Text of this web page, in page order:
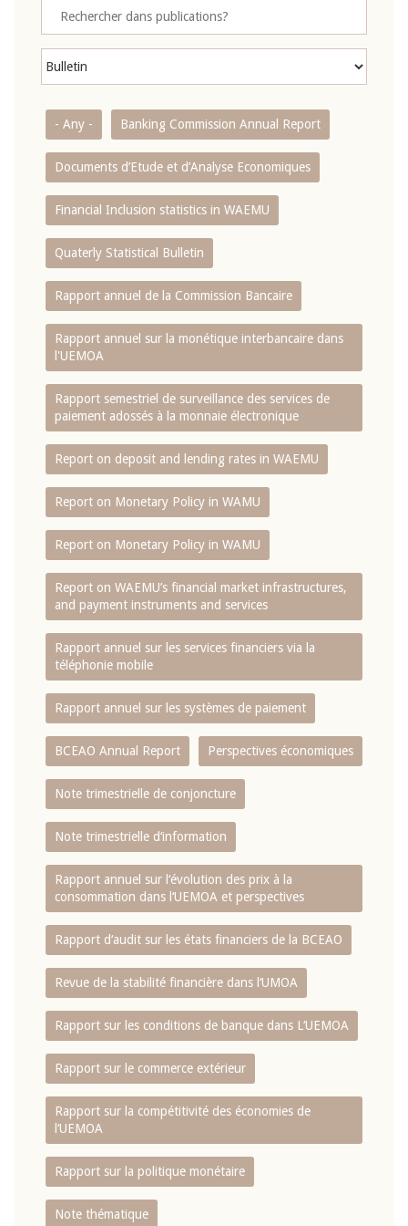
- Any - Banking Commission Annual Report
Documents d’Etude et d’Analyse Economiques
Financial Inclusion statistics in WAEMU
Quaterly Statistical Bulletin
Rapport annuel de la Commission Bancaire
Rapport annuel sur la monétique interbancaire dans
l'UEMOA
Rapport semestriel de surveillance des services de
paiement adossés à la monnaie électronique
Report on deposit and lending rates in WAEMU
Report on Monetary Policy in WAMU
Report on Monetary Policy in WAMU
Report on WAEMU’s financial market infrastructures,
and payment instruments and services
Rapport annuel sur les services financiers via la
téléphonie mobile
Rapport annuel sur les systèmes de paiement
BCEAO Annual Report Perspectives économiques
Note trimestrielle de conjoncture
Note trimestrielle d‘information
Rapport annuel sur l‘évolution des prix à la
consommation dans l‘UEMOA et perspectives
Rapport d‘audit sur les états financiers de la BCEAO
Revue de la stabilité financière dans l‘UMOA
Rapport sur les conditions de banque dans L‘UEMOA
Rapport sur le commerce extérieur
Rapport sur la compétitivité des économies de
l‘UEMOA
Rapport sur la politique monétaire
Note thématique